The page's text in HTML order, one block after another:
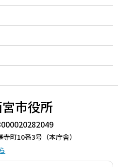
市役所
町10番3号（本庁舎）